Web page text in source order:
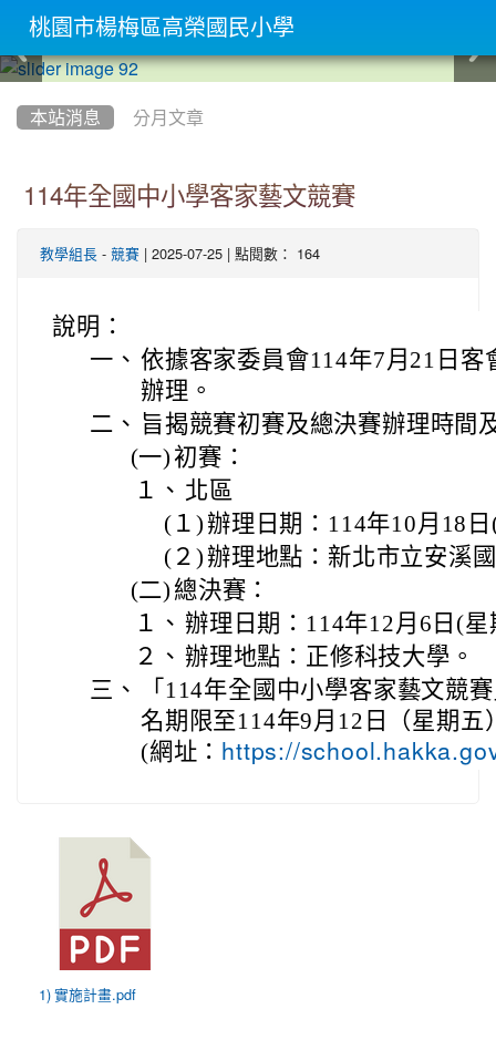
本站消息 分月文章
114年全國中小學客家藝文競賽
教學組長 - 競賽 | 2025-07-25 | 點閱數： 164
說明：
一、 依據客家委員會114年7月21日客
辦理。
二、 旨揭競賽初賽及總決賽辦理時間
(一) 初賽：
１、 北區
(１)辦理日期：114年10月18
(２)辦理地點：新北市立安溪
(二)總決賽：
１、 辦理日期：114年12月6日(
２、 辦理地點：正修科技大學。
三、
「114年全國中小學客家藝文競
名期限至114年9月12日（星期
(網址： https://
1) 實施計畫.pdf
桃園市楊梅區高榮國民小學